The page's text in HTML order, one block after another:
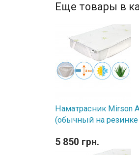
Еще товары в
Наматрасник Mirson
(обычный на резинке
5 850 грн.